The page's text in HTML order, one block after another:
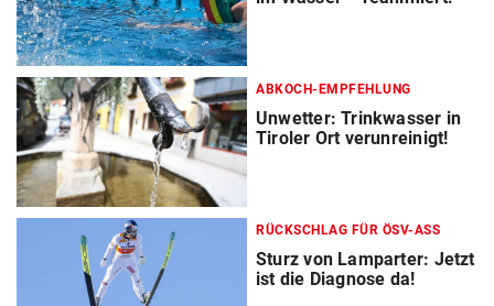
ABKOCH-EMPFEHLUNG
Unwetter: Trinkwasser in
Tiroler Ort verunreinigt!
RÜCKSCHLAG FÜR ÖSV-ASS
Sturz von Lamparter: Jetzt
ist die Diagnose da!